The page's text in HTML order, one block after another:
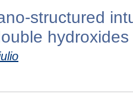
structured
hydroxides